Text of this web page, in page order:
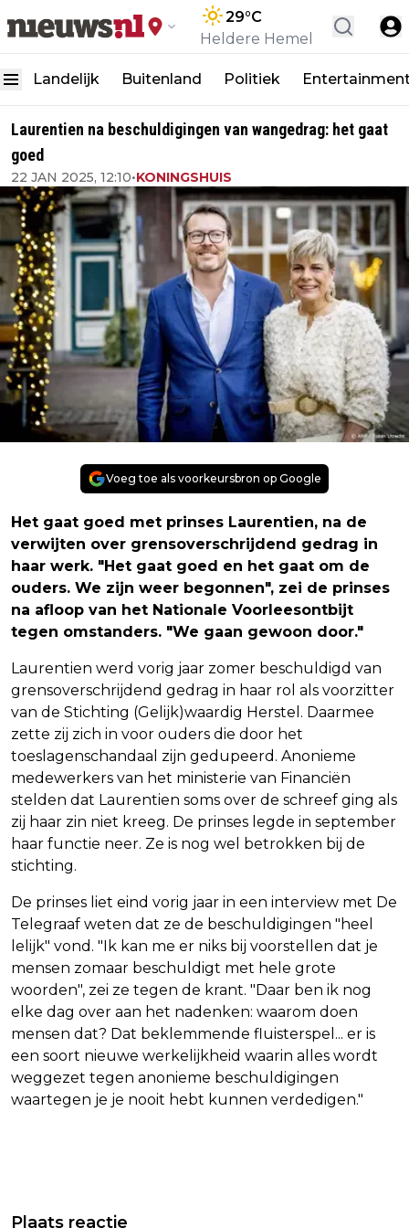
29°C
Heldere Hemel
Landelijk Buitenland Politiek
Laurentien na beschuldigingen van wangedrag: het gaat
goed
22 JAN 2025, 12:10•KONINGSHUIS
Voeg toe als voorkeursbron op Google
Het gaat goed met prinses Laurentien, na de
verwijten over grensoverschrijdend gedrag in
haar werk. "Het gaat goed en het gaat om de
ouders. We zijn weer begonnen", zei de prinses
na afloop van het Nationale Voorleesontbijt
tegen omstanders. "We gaan gewoon door."
Laurentien werd vorig jaar zomer beschuldigd van
grensoverschrijdend gedrag in haar rol als voorzitter
van de Stichting (Gelijk)waardig Herstel. Daarmee
zette zij zich in voor ouders die door het
toeslagenschandaal zijn gedupeerd. Anonieme
medewerkers van het ministerie van Financiën
stelden dat Laurentien soms over de schreef ging als
zij haar zin niet kreeg. De prinses legde in september
haar functie neer. Ze is nog wel betrokken bij de
stichting.
De prinses liet eind vorig jaar in een interview met De
Telegraaf weten dat ze de beschuldigingen "heel
lelijk" vond. "Ik kan me er niks bij voorstellen dat je
mensen zomaar beschuldigt met hele grote
woorden", zei ze tegen de krant. "Daar ben ik nog
elke dag over aan het nadenken: waarom doen
mensen dat? Dat beklemmende fluisterspel... er is
een soort nieuwe werkelijkheid waarin alles wordt
weggezet tegen anonieme beschuldigingen
waartegen je je nooit hebt kunnen verdedigen."
Plaats reactie